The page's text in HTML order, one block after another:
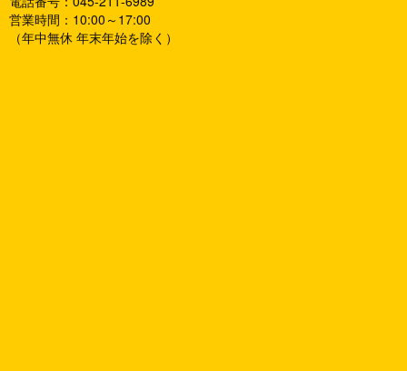
営業時間：10:00～17:00
（年中無休 年末年始を除く）